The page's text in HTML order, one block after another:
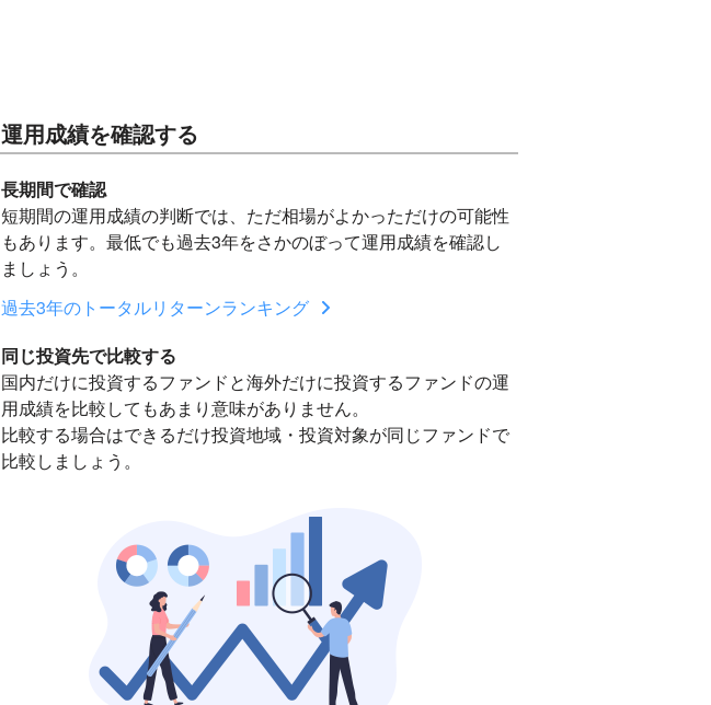
運用成績を確認する
長期間で確認
短期間の運用成績の判断では、ただ相場がよかっただけの可能性
もあります。最低でも過去3年をさかのぼって運用成績を確認し
ましょう。
過去3年のトータルリターンランキング
同じ投資先で比較する
国内だけに投資するファンドと海外だけに投資するファンドの運
用成績を比較してもあまり意味がありません。
比較する場合はできるだけ投資地域・投資対象が同じファンドで
比較しましょう。